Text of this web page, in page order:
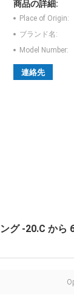
商品の詳細:
Place of Origin:
ブランド名:
Model Number:
連絡先
グ -20.C から